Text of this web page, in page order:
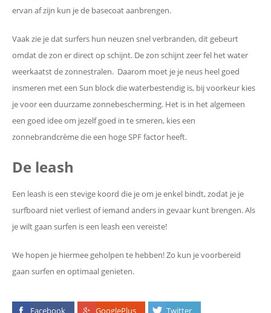
ervan af zijn kun je de basecoat aanbrengen.
Vaak zie je dat surfers hun neuzen snel verbranden, dit gebeurt
omdat de zon er direct op schijnt. De zon schijnt zeer fel het water
weerkaatst de zonnestralen. Daarom moet je je neus heel goed
insmeren met een Sun block die waterbestendig is, bij voorkeur kies
je voor een duurzame zonnebescherming. Het is in het algemeen
een goed idee om jezelf goed in te smeren, kies een
zonnebrandcrème die een hoge SPF factor heeft.
De leash
Een leash is een stevige koord die je om je enkel bindt, zodat je je
surfboard niet verliest of iemand anders in gevaar kunt brengen. Als
je wilt gaan surfen is een leash een vereiste!
We hopen je hiermee geholpen te hebben! Zo kun je voorbereid
gaan surfen en optimaal genieten.
Facebook GooglePlus Twitter